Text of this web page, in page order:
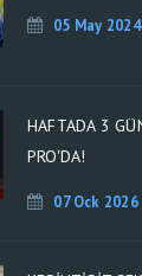
05 May 2024
HAFTADA 3
PRO'DA!
07 Ock 2026